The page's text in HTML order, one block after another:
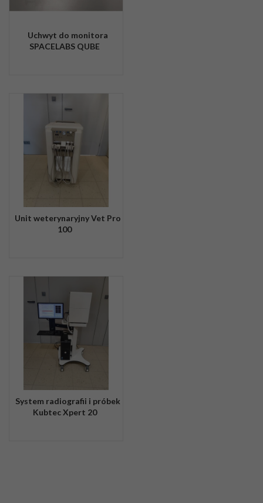
Uchwyt do monitora
SPACELABS QUBE
Unit weterynaryjny Vet Pro
100
System radiografii i próbek
Kubtec Xpert 20